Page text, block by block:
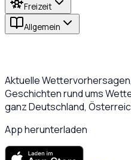
Freizeit
Allgemein
Aktuelle
Geschichten rund ums
ganz Deutschland,
App herunterladen